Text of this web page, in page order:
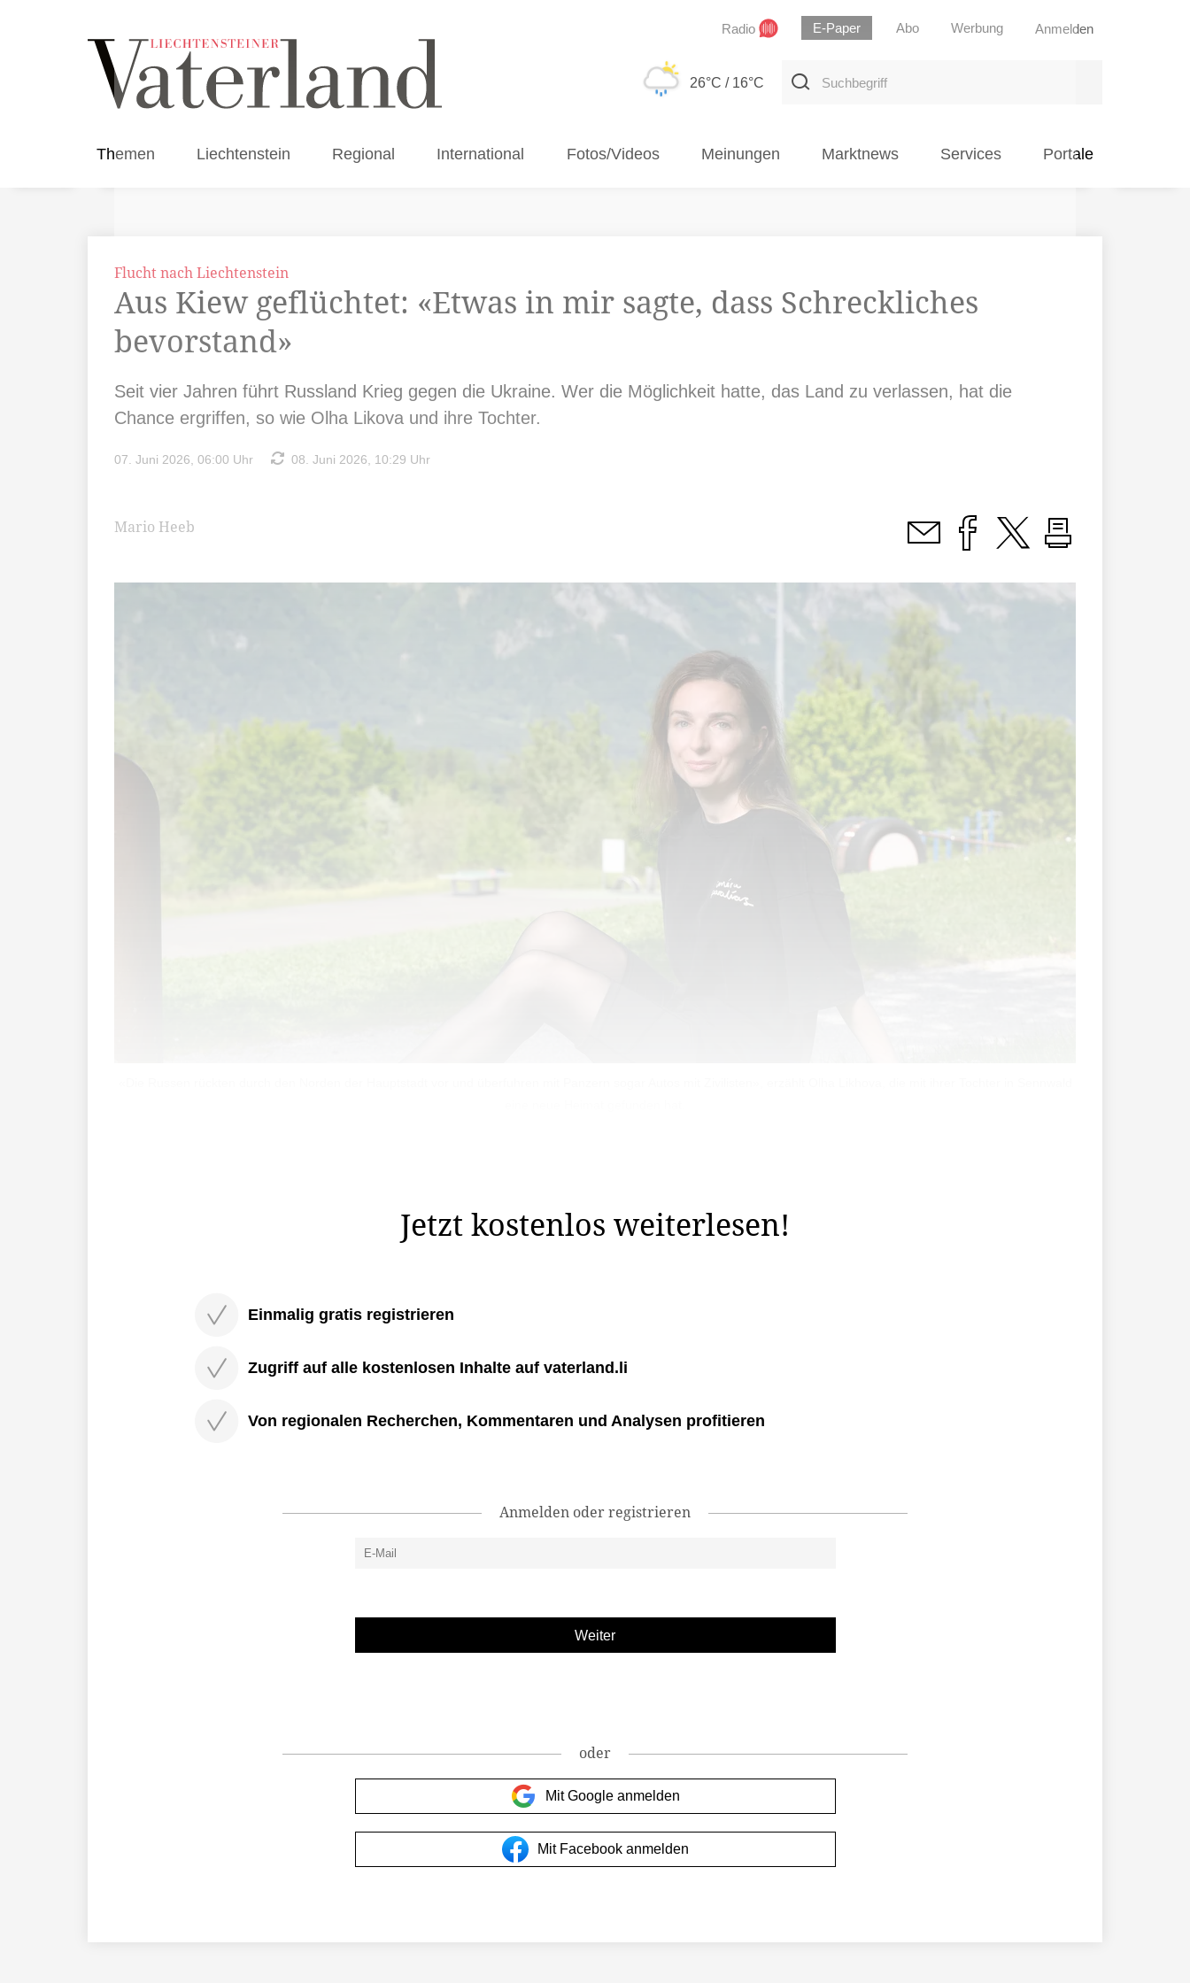
Radio E-Paper Abo Werbung Anmelden
26°C / 16°C
Suchbegriff
Themen Liechtenstein Regional International Fotos/Videos Meinungen Marktnews Services Portale
Flucht nach Liechtenstein
Aus Kiew geflüchtet: «Etwas in mir sagte, dass Schreckliches
bevorstand»
Seit vier Jahren führt Russland Krieg gegen die Ukraine. Wer die Möglichkeit hatte, das Land zu verlassen, hat die
Chance ergriffen, so wie Olha Likova und ihre Tochter.
07. Juni 2026, 06:00 Uhr 08. Juni 2026, 10:29 Uhr
Mario Heeb
Jetzt kostenlos weiterlesen!
Einmalig gratis registrieren
Zugriff auf alle kostenlosen Inhalte auf vaterland.li
Von regionalen Recherchen, Kommentaren und Analysen profitieren
Anmelden oder registrieren
oder
Mit Google anmelden
Mit Facebook anmelden